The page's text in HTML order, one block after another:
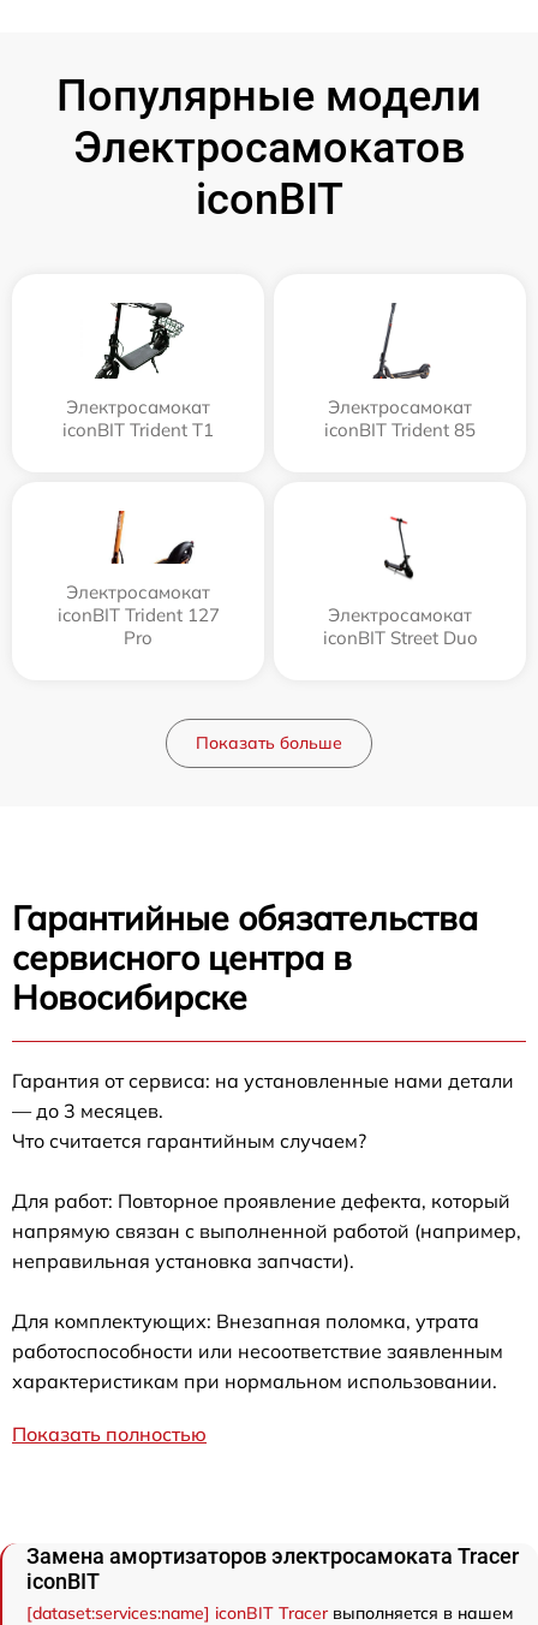
Популярные модели
Электросамокатов
iconBIT
Электросамокат
iconBIT Trident T1
Электросамокат
iconBIT Trident 85
Электросамокат
iconBIT Trident 127
Pro
Электросамокат
iconBIT Street Duo
Показать больше
Гарантийные обязательства
сервисного центра в
Новосибирске
Гарантия от сервиса: на установленные нами детали
— до 3 месяцев.
Что считается гарантийным случаем?
Для работ: Повторное проявление дефекта, который
напрямую связан с выполненной работой (например,
неправильная установка запчасти).
Для комплектующих: Внезапная поломка, утрата
работоспособности или несоответствие заявленным
характеристикам при нормальном использовании.
Показать полностью
Замена амортизаторов электросамоката Tracer
iconBIT
[dataset:services:name] iconBIT Tracerвыполняется в нашем